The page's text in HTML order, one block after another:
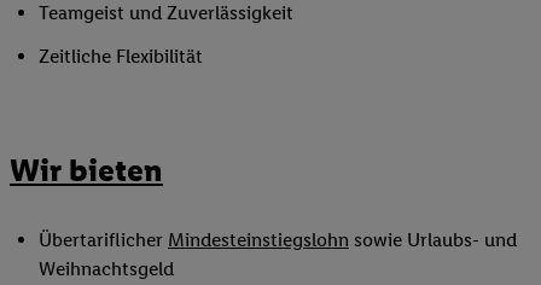
Teamgeist und Zuverlässigkeit
Zeitliche Flexibilität
Wir bieten
Übertariflicher Mindesteinstiegslohn sowie Urlaubs- und
Weihnachtsgeld